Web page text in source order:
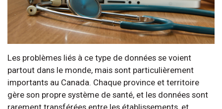
Les problèmes liés à ce type de données se voient
partout dans le monde, mais sont particulièrement
importants au Canada. Chaque province et territoire
gère son propre système de santé, et les données sont
rarement transférées entre les établissements, et